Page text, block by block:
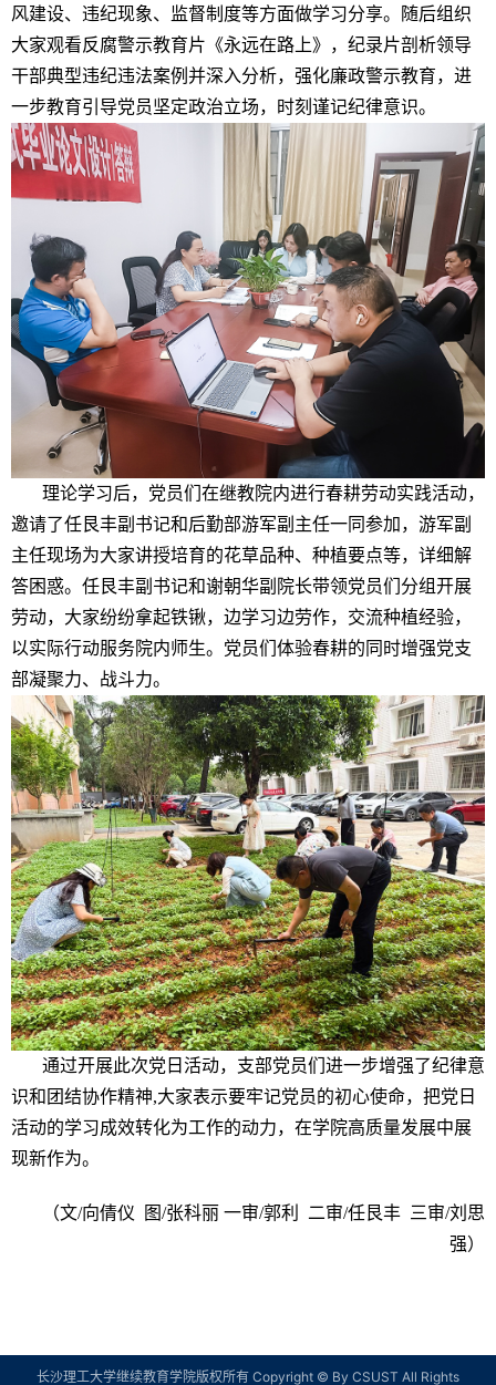
风建设、违纪现象、监督制度等方面做学习分享。随后组织
大家观看反腐警示教育片《永远在路上》，纪录片剖析领导
干部典型违纪违法案例并深入分析，强化廉政警示教育，进
一步教育引导党员坚定政治立场，时刻谨记纪律意识。
理论学习后，党员们在继教院内进行春耕劳动实践活动，
邀请了任艮丰副书记和后勤部游军副主任一同参加，游军副
主任现场为大家讲授培育的花草品种、种植要点等，详细解
答困惑。任艮丰副书记和谢朝华副院长带领党员们分组开展
劳动，大家纷纷拿起铁锹，边学习边劳作，交流种植经验，
以实际行动服务院内师生。党员们体验春耕的同时增强党支
部凝聚力、战斗力。
通过开展此次党日活动，支部党员们进一步增强了纪律意
识和团结协作精神,大家表示要牢记党员的初心使命，把党日
活动的学习成效转化为工作的动力，在学院高质量发展中展
现新作为。
（文/向倩仪 图/张科丽 一审/郭利 二审/任艮丰 三审/刘思
强）
长沙理工大学继续教育学院版权所有 Copyright © By CSUST All Rights